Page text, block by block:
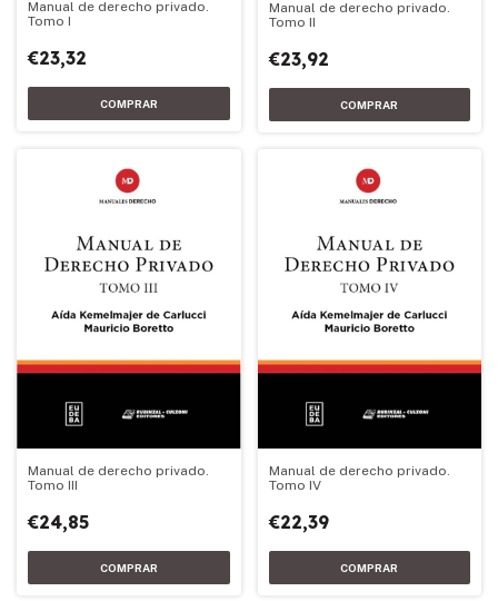
Manual de derecho privado.
Tomo I
€23,32
Manual de derecho privado.
Tomo II
€23,92
Manual de derecho privado.
Tomo III
€24,85
Manual de derecho privado.
Tomo IV
€22,39